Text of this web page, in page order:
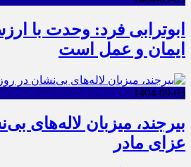
ابوترابی فرد: وحدت با
ایمان و عمل است
1404-09-03
بیرجند، میزبان لاله‌های
عزای مادر